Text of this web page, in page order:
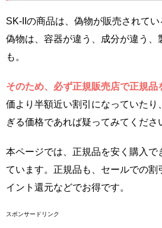
SK-IIの商品は、偽物が販売されてい
偽物は、容器が違う、成分が違う、
も。
そのため、必ず正規販売店で正規品
価より半額近い割引になっていたり
ぎる価格であれば疑ってみてくださ
本ページでは、正規品を安く購入で
ています。正規品も、セールでの割
イント還元などでお得です。
スポンサードリンク